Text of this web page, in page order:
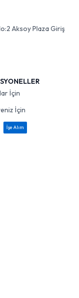
Aksoy Plaza Giriş
İçin
İçin
İşe Alım